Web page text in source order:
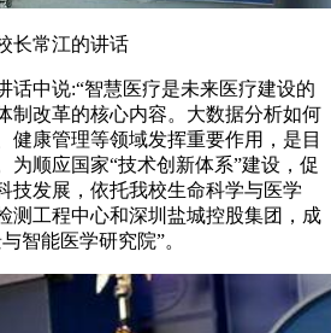
长常江的讲话
话中说:“智慧医疗是未来医疗建设的
制改革的核心内容。大数据分析如何
健康管理等领域发挥重要作用，是目
为顺应国家“技术创新体系”建设，促
技发展，依托我校生命科学与医学
测工程中心和深圳盐城控股集团，成
智能医学研究院”。